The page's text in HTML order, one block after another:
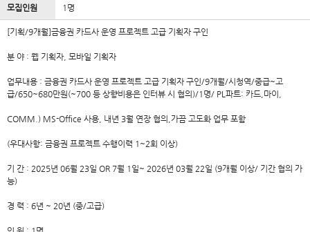
모집인원 1명
[기획/9개월]금융권 카드사 운영 프로젝트 고급 기획자 구인
분 야 : 웹 기획자, 모바일 기획자
업무내용 : 금융권 카드사 운영 프로젝트 고급 기획자 구인/9개월/시청역/중급~고
급/650~680만원(~700 등 상향비용은 인터뷰 시 협의)/1명/ PL파트: 카드,마이,
COMM.) MS-Office 사용, 내년 3월 연장 협의,가끔 고도화 업무 포함
(우대사항: 금융권 프로젝트 수행이력 1~2회 이상)
기 간 : 2025년 06월 23일 OR 7월 1일~ 2026년 03월 22일 (9개월 이상/ 기간 협의 가
능)
경 력 : 6년 ~ 20년 (중/고급)